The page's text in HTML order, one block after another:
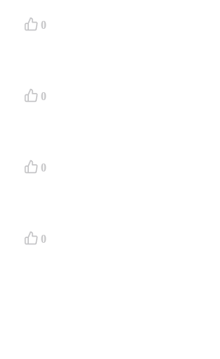
你的
0
0
0
0